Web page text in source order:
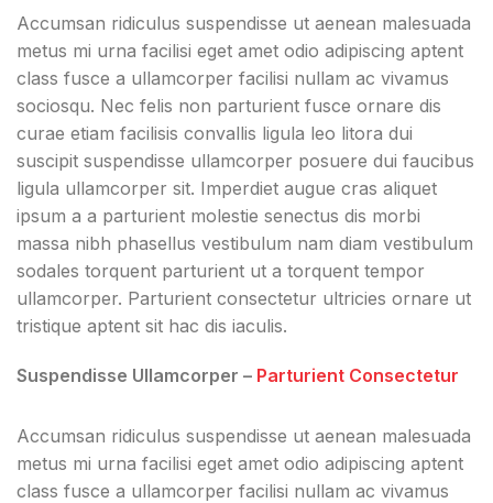
Accumsan ridiculus suspendisse ut aenean malesuada
metus mi urna facilisi eget amet odio adipiscing aptent
class fusce a ullamcorper facilisi nullam ac vivamus
sociosqu. Nec felis non parturient fusce ornare dis
curae etiam facilisis convallis ligula leo litora dui
suscipit suspendisse ullamcorper posuere dui faucibus
ligula ullamcorper sit. Imperdiet augue cras aliquet
ipsum a a parturient molestie senectus dis morbi
massa nibh phasellus vestibulum nam diam vestibulum
sodales torquent parturient ut a torquent tempor
ullamcorper. Parturient consectetur ultricies ornare ut
tristique aptent sit hac dis iaculis.
Suspendisse Ullamcorper – Parturient Consectetur
Accumsan ridiculus suspendisse ut aenean malesuada
metus mi urna facilisi eget amet odio adipiscing aptent
class fusce a ullamcorper facilisi nullam ac vivamus